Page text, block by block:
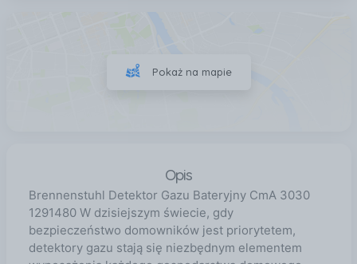
Pokaż na mapie
Opis
Brennenstuhl Detektor Gazu Bateryjny CmA 3030
1291480 W dzisiejszym świecie, gdy
bezpieczeństwo domowników jest priorytetem,
detektory gazu stają się niezbędnym elementem